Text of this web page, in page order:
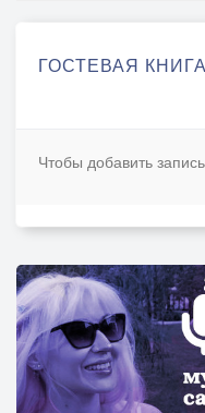
ГОСТЕВАЯ
Чтобы добавить запись